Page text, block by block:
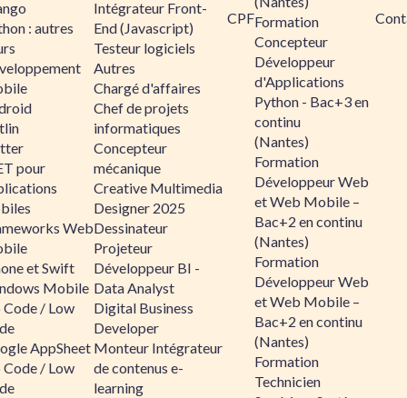
: autres
pour
Web
et Swift
Mobile
/ Low
AppSheet
/ Low
Intégrateur Front-
End (Javascript)
Testeur logiciels
Autres
Chargé d'affaires
Chef de projets
informatiques
Concepteur
mécanique
Creative Multimedia
Designer 2025
Dessinateur
Projeteur
Développeur BI -
Data Analyst
Digital Business
Developer
Monteur Intégrateur
de contenus e-
learning
CPFFormation
Concepteur
Développeur
d'Applications
Python - Bac+3 en
continu
(Nantes)
Formation
Développeur Web
et Web Mobile –
Bac+2 en continu
(Nantes)
Formation
Développeur Web
et Web Mobile –
Bac+2 en continu
(Nantes)
Formation
Technicien